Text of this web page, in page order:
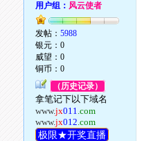
用户组： 风云使者
发帖：5988
银元：0
威望：0
铜币：0
（历史记录）
拿笔记下以下域名
www.jx011.com
www.jx012.com
极限★开奖直播